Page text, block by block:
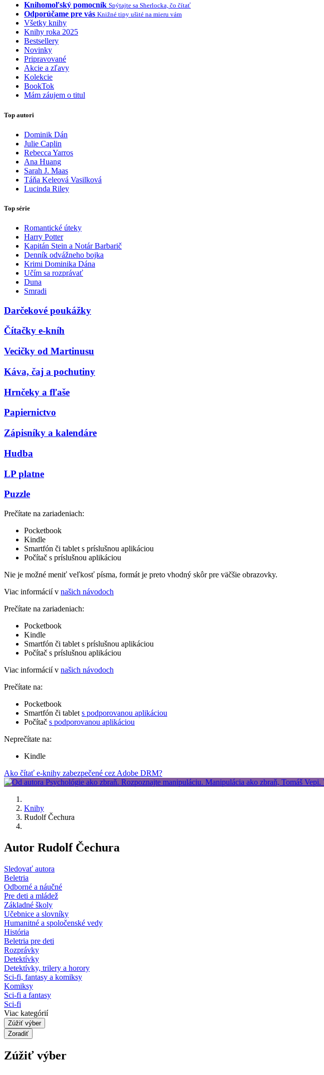
Knihomoľský pomocník Spýtajte sa Sherlocka, čo čítať
Odporúčame pre vás Knižné tipy ušité na mieru vám
Všetky knihy
Knihy roka 2025
Bestsellery
Novinky
Pripravované
Akcie a zľavy
Kolekcie
BookTok
Mám záujem o titul
Top autori
Dominik Dán
Julie Caplin
Rebecca Yarros
Ana Huang
Sarah J. Maas
Táňa Keleová Vasilková
Lucinda Riley
Top série
Romantické úteky
Harry Potter
Kapitán Stein a Notár Barbarič
Denník odvážneho bojka
Krimi Dominika Dána
Učím sa rozprávať
Duna
Smradi
Darčekové poukážky
Čítačky e-kníh
Vecičky od Martinusu
Káva, čaj a pochutiny
Hrnčeky a fľaše
Papiernictvo
Zápisníky a kalendáre
Hudba
LP platne
Puzzle
Prečítate na zariadeniach:
Pocketbook
Kindle
Smartfón či tablet s príslušnou aplikáciou
Počítač s príslušnou aplikáciou
Nie je možné meniť veľkosť písma, formát je preto vhodný skôr pre väčšie obrazovky.
Viac informácií v našich návodoch
Prečítate na zariadeniach:
Pocketbook
Kindle
Smartfón či tablet s príslušnou aplikáciou
Počítač s príslušnou aplikáciou
Viac informácií v našich návodoch
Prečítate na:
Pocketbook
Smartfón či tablet s podporovanou aplikáciou
Počítač s podporovanou aplikáciou
Neprečítate na:
Kindle
Ako čítať e-knihy zabezpečené cez Adobe DRM?
Knihy
Rudolf Čechura
Autor Rudolf Čechura
Sledovať autora
Beletria
Odborné a náučné
Pre deti a mládež
Základné školy
Učebnice a slovníky
Humanitné a spoločenské vedy
História
Beletria pre deti
Rozprávky
Detektívky
Detektívky, trilery a horory
Sci-fi, fantasy a komiksy
Komiksy
Sci-fi a fantasy
Sci-fi
Viac kategórií
Zúžiť výber
Zoradiť
Zúžiť výber